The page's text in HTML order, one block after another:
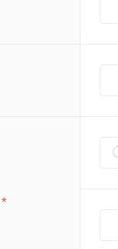
*